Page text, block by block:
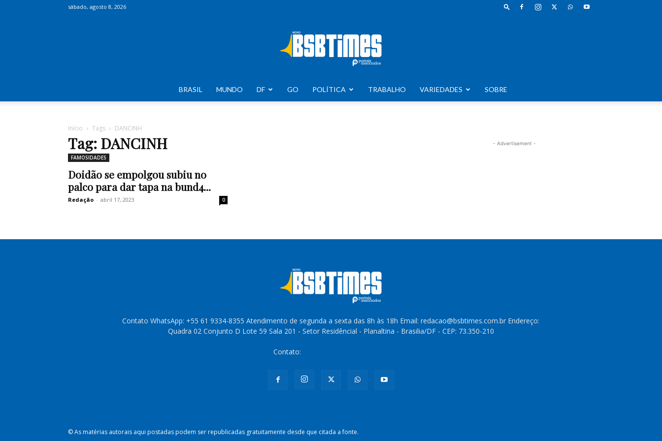
sábado, agosto 8, 2026
BRASIL MUNDO DF GO POLÍTICA TRABALHO VARIEDADES SOBRE
Início Tags DANCINH
Tag: DANCINH
FAMOSIDADES
Doidão se empolgou subiu no
palco para dar tapa na bund4...
Redação - abril 17, 2023 0
- Advertisement -
Contato WhatsApp: +55 61 9334-8355 Atendimento de segunda a sexta das 8h às 18h Email: redacao@bsbtimes.com.br Endereço:
Quadra 02 Conjunto D Lote 59 Sala 201 - Setor Residêncial - Planaltina - Brasilia/DF - CEP: 73.350-210
Contato:
© As matérias autorais aqui postadas podem ser republicadas gratuitamente desde que citada a fonte.